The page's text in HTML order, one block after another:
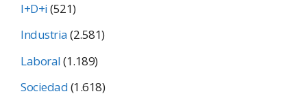
I+D+i(521)
Industria(2.581)
Laboral(1.189)
Sociedad(1.618)